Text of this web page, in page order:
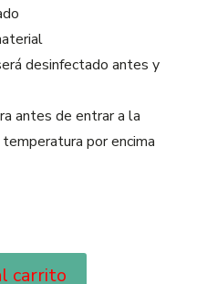
desinfectado antes y
antes de entrar a la
por encima
carrito